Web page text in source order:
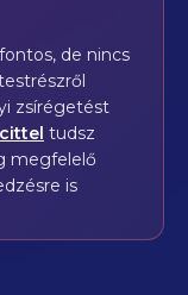
de nincs
zsírégetést
tudsz
megfelelő
is